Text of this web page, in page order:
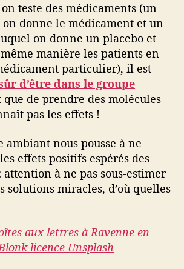
teste des médicaments (un
on donne le médicament et un
on donne un placebo et
manière les patients en
particulier), il est
d’être dans le groupe
de prendre des molécules
pas les effets !
ambiant nous pousse à ne
effets positifs espérés des
à ne pas sous-estimer
solutions miracles, d’où quelles
aux lettres à Ravenne en
licence Unsplash